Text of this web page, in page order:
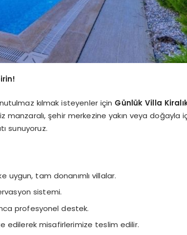
kılmak isteyenler için Günlük Villa
şehir merkezine yakın veya doğayla
sunuyoruz.
uygun, tam donanımlı villalar.
sistemi.
profesyonel destek.
edilerek misafirlerimize teslim edilir.